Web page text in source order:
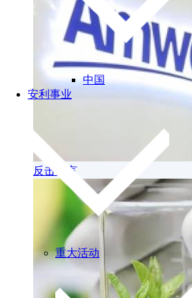
反击谣言
中国
安利事业
重大活动